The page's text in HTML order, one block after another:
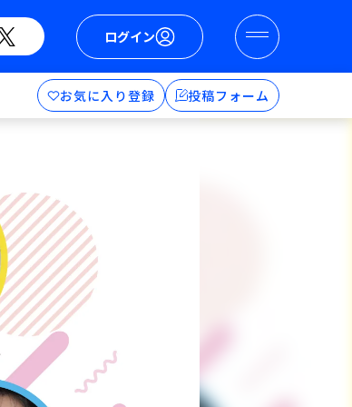
ログイン
お気に入り登録 投稿フォーム